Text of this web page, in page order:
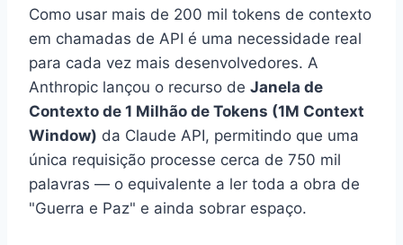
Como usar mais de 200 mil tokens de contexto
em chamadas de API é uma necessidade real
para cada vez mais desenvolvedores. A
Anthropic lançou o recurso de Janela de
Contexto de 1 Milhão de Tokens (1M Context
Window) da Claude API, permitindo que uma
única requisição processe cerca de 750 mil
palavras — o equivalente a ler toda a obra de
"Guerra e Paz" e ainda sobrar espaço.